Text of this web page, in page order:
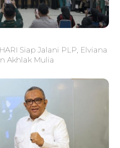
Siap Jalani PLP, Elviana
Akhlak Mulia